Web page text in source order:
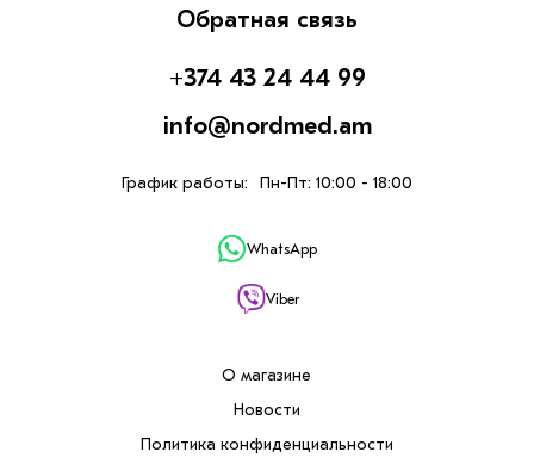
Обратная связь
+374 43 24 44 99
info@nordmed.am
График работы: Пн-Пт: 10:00 - 18:00
WhatsApp
Viber
О магазине
Новости
Политика конфиденциальности